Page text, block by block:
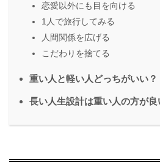
恋愛以外にも目を向ける
1人で旅行してみる
人間関係を広げる
こだわりを捨てる
重い人と軽い人どっちがいい？
長い人生設計は重い人の方が良